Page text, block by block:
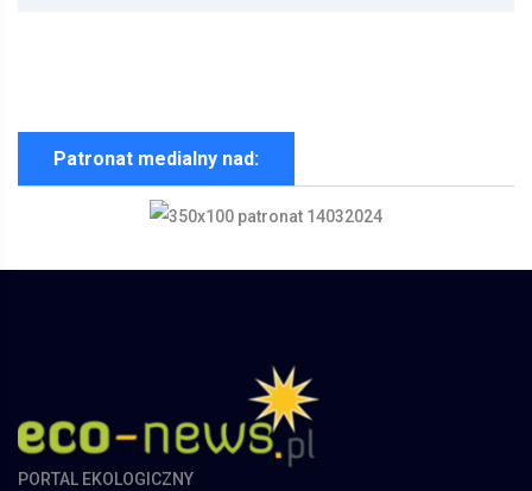
Patronat medialny nad:
PORTAL EKOLOGICZNY